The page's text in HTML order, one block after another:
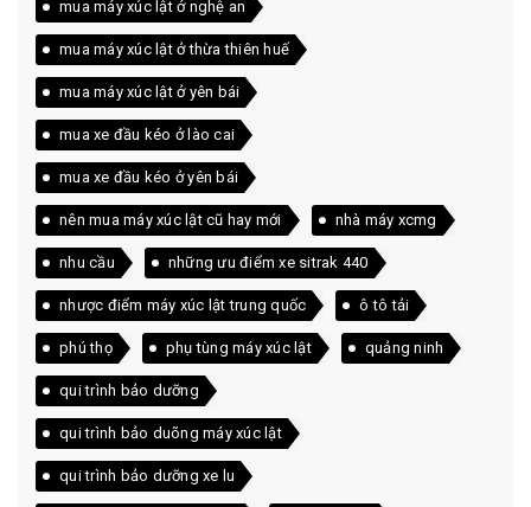
mua máy xúc lật ở nghệ an
mua máy xúc lật ở thừa thiên huế
mua máy xúc lật ở yên bái
mua xe đầu kéo ở lào cai
mua xe đầu kéo ở yên bái
nên mua máy xúc lật cũ hay mới nhà máy xcmg
nhu cầu những ưu điểm xe sitrak 440
nhược điểm máy xúc lật trung quốc ô tô tải
phú thọ phụ tùng máy xúc lật quảng ninh
qui trình bảo dưỡng
qui trình bảo duõng máy xúc lật
qui trình bảo dưỡng xe lu